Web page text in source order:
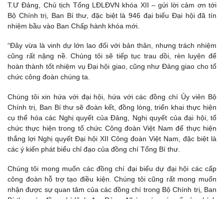
T.Ư Đảng, Chủ tịch Tổng LĐLĐVN khóa XII – gửi lời cảm ơn tới
Bộ Chính trị, Ban Bí thư, đặc biệt là 946 đại biểu Đại hội đã tín
nhiệm bầu vào Ban Chấp hành khóa mới.
“Đây vừa là vinh dự lớn lao đối với bản thân, nhưng trách nhiệm
cũng rất nặng nề. Chúng tôi sẽ tiếp tục trau dồi, rèn luyện để
hoàn thành tốt nhiệm vụ Đại hội giao, cũng như Đảng giao cho tổ
chức công đoàn chúng ta.
Chúng tôi xin hứa với đại hội, hứa với các đồng chí Ủy viên Bộ
Chính trị, Ban Bí thư sẽ đoàn kết, đồng lòng, triển khai thực hiện
cụ thể hóa các Nghị quyết của Đảng, Nghị quyết của đại hội, tổ
chức thực hiện trong tổ chức Công đoàn Việt Nam để thực hiện
thắng lợi Nghị quyết Đại hội XII Công đoàn Việt Nam, đặc biệt là
các ý kiến phát biểu chỉ đạo của đồng chí Tổng Bí thư.
Chúng tôi mong muốn các đồng chí đại biểu dự đại hội các cấp
công đoàn hỗ trợ tạo điều kiện. Chúng tôi cũng rất mong muốn
nhận được sự quan tâm của các đồng chí trong Bộ Chính trị, Ban